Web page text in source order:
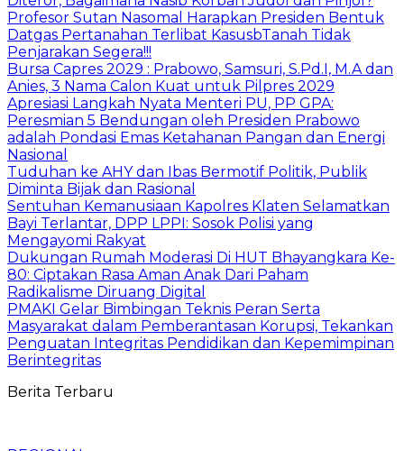
Profesor Sutan Nasomal Harapkan Presiden Bentuk
Datgas Pertanahan Terlibat KasusbTanah Tidak
Penjarakan Segera!!!
Bursa Capres 2029 : Prabowo, Samsuri, S.Pd.I, M.A dan
Anies, 3 Nama Calon Kuat untuk Pilpres 2029
Apresiasi Langkah Nyata Menteri PU, PP GPA:
Peresmian 5 Bendungan oleh Presiden Prabowo
adalah Pondasi Emas Ketahanan Pangan dan Energi
Nasional
Tuduhan ke AHY dan Ibas Bermotif Politik, Publik
Diminta Bijak dan Rasional
Sentuhan Kemanusiaan Kapolres Klaten Selamatkan
Bayi Terlantar, DPP LPPI: Sosok Polisi yang
Mengayomi Rakyat
Dukungan Rumah Moderasi Di HUT Bhayangkara Ke-
80: Ciptakan Rasa Aman Anak Dari Paham
Radikalisme Diruang Digital
PMAKI Gelar Bimbingan Teknis Peran Serta
Masyarakat dalam Pemberantasan Korupsi, Tekankan
Penguatan Integritas Pendidikan dan Kepemimpinan
Berintegritas
Berita Terbaru